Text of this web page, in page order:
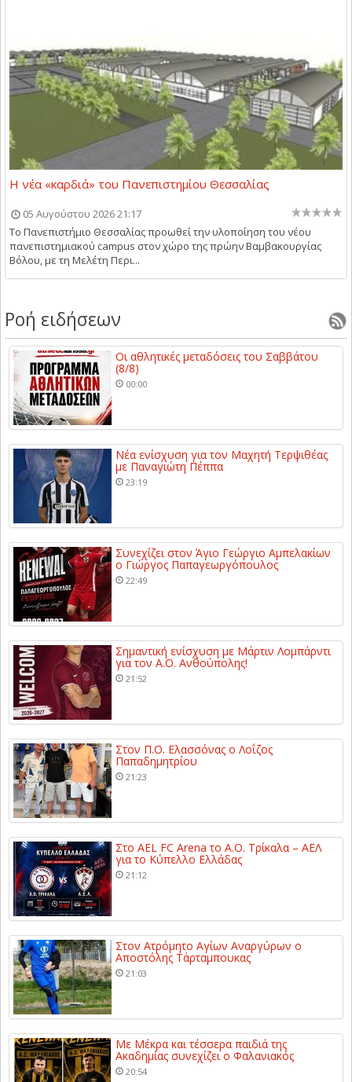
Η νέα «καρδιά» του Πανεπιστημίου Θεσσαλίας
05 Αυγούστου 2026 21:17
Το Πανεπιστήμιο Θεσσαλίας προωθεί την υλοποίηση του νέου
πανεπιστημιακού campus στον χώρο της πρώην Βαμβακουργίας
Βόλου, με τη Μελέτη Περι...
Ροή ειδήσεων
Οι αθλητικές μεταδόσεις του Σαββάτου
(8/8)
00:00
Νέα ενίσχυση για τον Μαχητή Τερψιθέας
με Παναγιώτη Πέππα
23:19
Συνεχίζει στον Άγιο Γεώργιο Αμπελακίων
ο Γιώργος Παπαγεωργόπουλος
22:49
Σημαντική ενίσχυση με Μάρτιν Λομπάρντι
για τον Α.Ο. Ανθούπολης!
21:52
Στον Π.Ο. Ελασσόνας ο Λοΐζος
Παπαδημητρίου
21:23
Στο AEL FC Arena το Α.Ο. Τρίκαλα – ΑΕΛ
για το Κύπελλο Ελλάδας
21:12
Στον Ατρόμητο Αγίων Αναργύρων ο
Αποστόλης Τάρταμπουκας
21:03
Με Μέκρα και τέσσερα παιδιά της
Ακαδημίας συνεχίζει ο Φαλανιακός
20:54